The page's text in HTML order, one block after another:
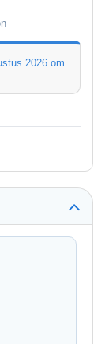
2026 om